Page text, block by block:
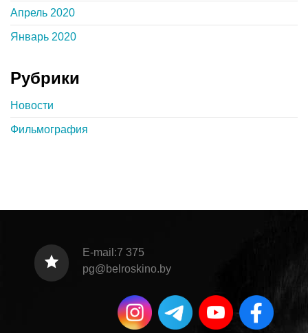
Апрель 2020
Январь 2020
Рубрики
Новости
Фильмография
E-mail:7 375
pg@belroskino.by